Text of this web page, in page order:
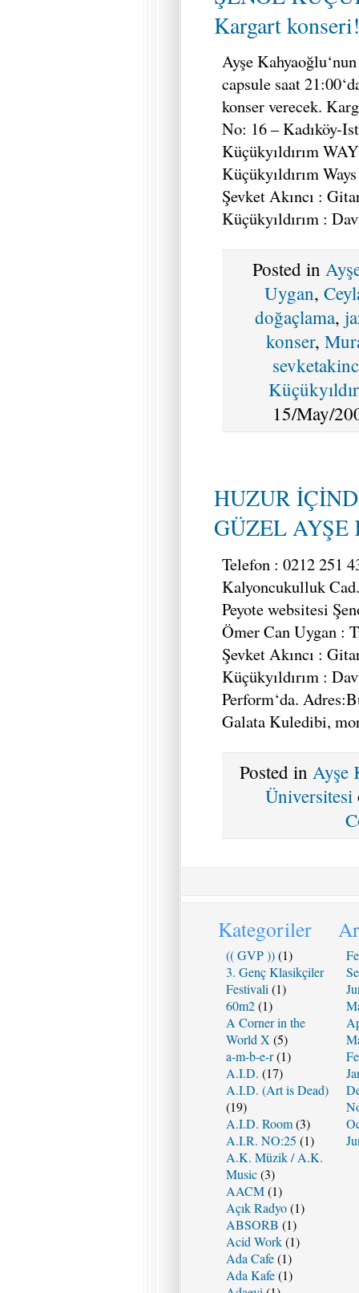
Kargart
Ayşe
capsule saat
konser verecek.
No: 16 – Kadıköy-
Küçükyıldırım
Küçükyıldırım
Şevket Akıncı :
Küçükyıldırım :
Posted in
Uygan,
doğaçlama,
konser,
15/May/
HUZUR
GÜZEL
Telefon : 0212 251
Kalyoncukulluk
Peyote websitesi
Ömer Can Uygan :
Şevket Akıncı :
Küçükyıldırım :
Perform‘da.
Galata Kuledibi,
Posted in Ayşe
Üniversitesi
Kategoriler
(( GVP ))(1)
3. Genç Klasikçiler
Festivali (1)
60m2(1)
A Corner in the
World X (5)
a-m-b-e-r(1)
A.I.D. (17)
A.I.D. (Art is Dead)
(19)
A.I.D. Room(3)
A.I.R. NO:25 (1)
A.K. Müzik / A.K.
Music(3)
AACM(1)
Açık Radyo(1)
ABSORB (1)
Acid Work(1)
Ada Cafe(1)
Ada Kafe(1)